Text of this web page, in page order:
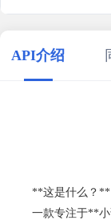
30
32
// 使
API介绍
**这是什么？**
一款专注于**